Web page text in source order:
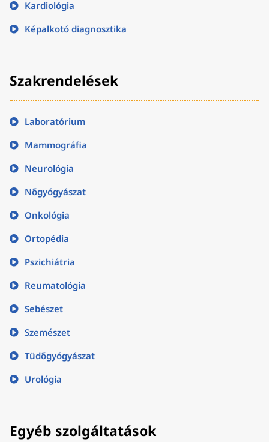
Kardiológia
Képalkotó diagnosztika
Szakrendelések
Laboratórium
Mammográfia
Neurológia
Nőgyógyászat
Onkológia
Ortopédia
Pszichiátria
Reumatológia
Sebészet
Szemészet
Tüdőgyógyászat
Urológia
Egyéb szolgáltatások